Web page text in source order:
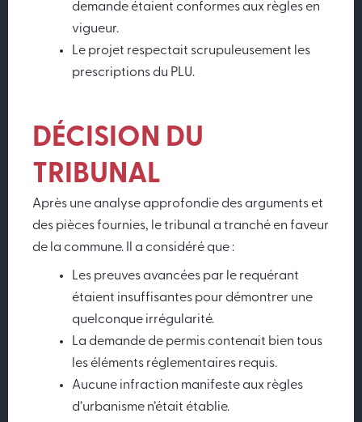
demande étaient conformes aux règles en
vigueur.
Le projet respectait scrupuleusement les
prescriptions du PLU.
DÉCISION DU
TRIBUNAL
Après une analyse approfondie des arguments et
des pièces fournies, le tribunal a tranché en faveur
de la commune. Il a considéré que :
Les preuves avancées par le requérant
étaient insuffisantes pour démontrer une
quelconque irrégularité.
La demande de permis contenait bien tous
les éléments réglementaires requis.
Aucune infraction manifeste aux règles
d’urbanisme n’était établie.